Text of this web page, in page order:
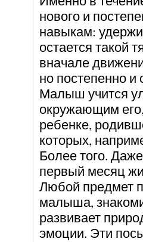
нового и
навыкам:
остается такой
вначале
но постепенно
Малыш учится
окружающим
ребенке,
которых,
Более того.
первый месяц
Любой предмет
малыша,
развивает
эмоции. Эти